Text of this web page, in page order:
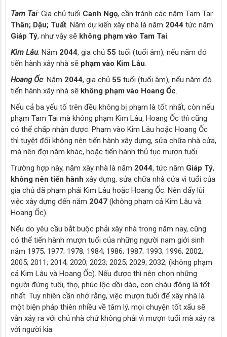
Tam Tai: Gia chủ tuổi Canh Ngọ, cần tránh các năm Tam Tai:
Thân; Dậu; Tuất. Năm dự kiến xây nhà là năm 2044 tức năm
Giáp Tý, như vậy sẽ không phạm vào Tam Tai.
Kim Lâu: Năm 2044, gia chủ 55 tuổi (tuổi âm), nếu năm đó
tiến hành xây nhà sẽ phạm vào Kim Lâu.
Hoang Ốc: Năm 2044, gia chủ 55 tuổi (tuổi âm), nếu năm đó
tiến hành xây nhà sẽ không phạm vào Hoang Ốc.
Nếu cả ba yếu tố trên đều không bị phạm là tốt nhất, còn nếu
phạm Tam Tai mà không phạm Kim Lâu, Hoang Ốc thì cũng
có thể chấp nhận được. Phạm vào Kim Lâu hoặc Hoang Ốc
thì tuyệt đối không nên tiến hành xây dựng, sửa chữa nhà cửa,
mà nên đợi năm khác, hoặc tiến hành thủ tục mượn tuổi.
Trường hợp này, năm xây nhà là năm 2044, tức năm Giáp Tý,
không nên tiến hành xây dựng, sửa chữa nhà cửa vì tuổi của
gia chủ đã phạm phải Kim Lâu hoặc Hoang Ốc. Nên đẩy lùi
việc xây dựng đến năm 2047 (không phạm cả Kim Lâu và
Hoang Ốc).
Nếu do yêu cầu bắt buộc phải xây nhà trong năm nay, cũng
có thể tiến hành mượn tuổi của những người nam giới sinh
năm 1975; 1977; 1978; 1984; 1986; 1987; 1993; 1996; 2002;
2005; 2011; 2014; 2020; 2023; 2025; 2029; 2032; (không phạm
cả Kim Lâu và Hoang Ốc). Nếu được thì nên chọn những
người đứng tuổi, thọ, phúc lộc dồi dào, con cháu đông là tốt
nhất. Tuy nhiên cần nhớ rằng, việc mượn tuổi để xây nhà là
một biện pháp thiên nhiều về tâm lý, mọi chuyện tốt xấu sẽ
vẫn xảy ra với chủ nhà chứ không phải vì mượn tuổi mà xảy ra
với người kia.